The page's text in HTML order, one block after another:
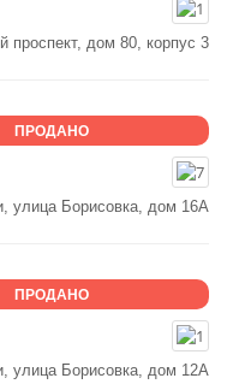
дом 80, корпус 3
ПРОДАНО
улица Борисовка, дом 16А
ПРОДАНО
улица Борисовка, дом 12А